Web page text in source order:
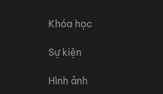
Khóa học
Sự kiện
Hình ảnh